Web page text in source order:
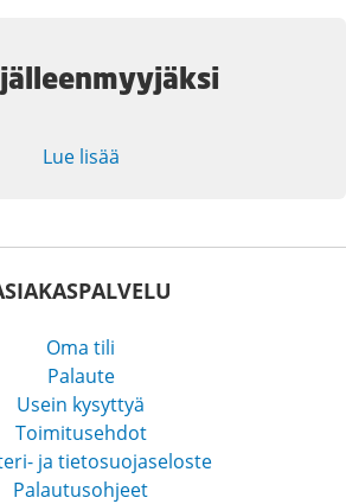
Lue lisää
Oma tili
Palaute
Usein kysyttyä
Toimitusehdot
ja tietosuojaseloste
Palautusohjeet